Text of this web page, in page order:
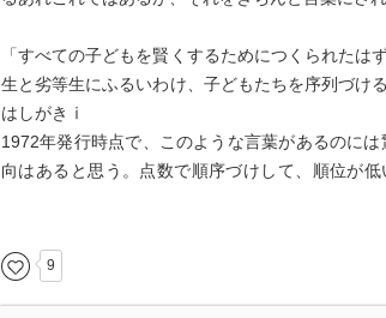
「すべての子どもを賢くするためにつくられた
生と劣等生にふるいわけ、子どもたちを序列づけ
はしがきⅰ
1972年発行時点で、このような言葉があるのに
向はあると思う。点数で順序づけして、順位が
らやらされている。教員の数も少なく、満足の
ワークを3周して、ほとんど問題を覚えて、先生は
どんな勉強が一番良いのか、ただ点数が取れるだ
9